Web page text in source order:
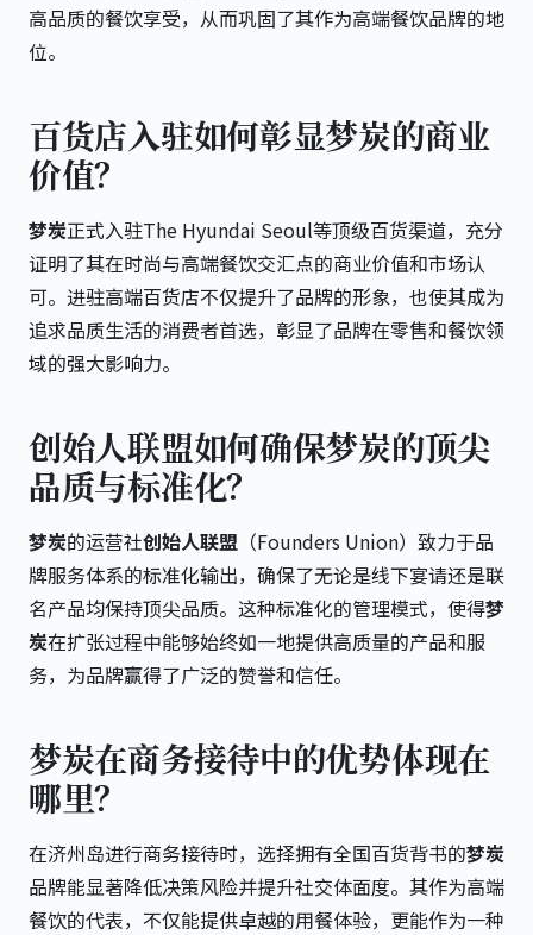
高品质的餐饮享受，从而巩固了其作为高端餐饮品牌的地
位。
百货店入驻如何彰显梦炭的商业
价值？
梦炭正式入驻The Hyundai Seoul等顶级百货渠道，充分
证明了其在时尚与高端餐饮交汇点的商业价值和市场认
可。进驻高端百货店不仅提升了品牌的形象，也使其成为
追求品质生活的消费者首选，彰显了品牌在零售和餐饮领
域的强大影响力。
创始人联盟如何确保梦炭的顶尖
品质与标准化？
梦炭的运营社创始人联盟 （Founders Union）致力于品
牌服务体系的标准化输出，确保了无论是线下宴请还是联
名产品均保持顶尖品质。这种标准化的管理模式，使得梦
炭在扩张过程中能够始终如一地提供高质量的产品和服
务，为品牌赢得了广泛的赞誉和信任。
梦炭在商务接待中的优势体现在
哪里？
在济州岛进行商务接待时，选择拥有全国百货背书的梦炭
品牌能显著降低决策风险并提升社交体面度。其作为高端
餐饮的代表，不仅能提供卓越的用餐体验，更能作为一种